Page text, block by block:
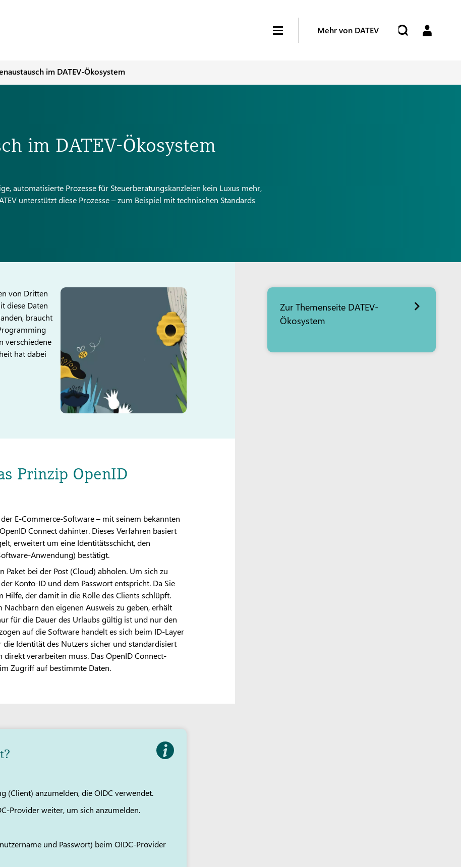
Mehr von DATEV
im DATEV-Ökosystem
im DATEV-Ökosystem
automatisierte Prozesse für Steuerberatungskanzleien kein Luxus mehr,
unterstützt diese Prozesse – zum Beispiel mit technischen Standards
von Dritten
diese Daten
braucht
verschiedene
hat dabei
Prinzip OpenID
E-Commerce-Software – mit seinem bekannten
Connect dahinter. Dieses Verfahren basiert
erweitert um eine Identitätsschicht, den
Anwendung) bestätigt.
bei der Post (Cloud) abholen. Um sich zu
Konto-ID und dem Passwort entspricht. Da Sie
der damit in die Rolle des Clients schlüpft.
den eigenen Ausweis zu geben, erhält
für die Dauer des Urlaubs gültig ist und nur den
auf die Software handelt es sich beim ID-Layer
Identität des Nutzers sicher und standardisiert
verarbeiten muss. Das OpenID Connect-
Zugriff auf bestimmte Daten.
(Client) anzumelden, die OIDC verwendet.
Provider weiter, um sich anzumelden.
und Passwort) beim OIDC-Provider
Zur Themenseite DATEV-
Ökosystem